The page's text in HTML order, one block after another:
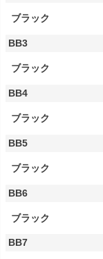
ブラック
BB3
ブラック
BB4
ブラック
BB5
ブラック
BB6
ブラック
BB7